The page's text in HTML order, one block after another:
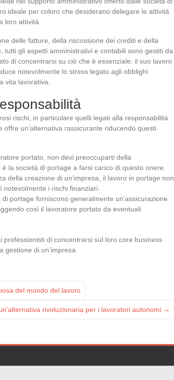
ideale per coloro che desiderano delegare le attività
loro attività.
delle fatture, della riscossione dei crediti e della
gli aspetti amministrativi e contabili sono gestiti da
di concentrarsi su ciò che è essenziale: il suo lavoro
notevolmente lo stress legato agli obblighi
vita lavorativa.
rischi, in particolare quelli legati alla responsabilità
un’alternativa rassicurante riducendo questi
portato, non devi preoccuparti della
la società di portage a farsi carico di questo onere.
della creazione di un’impresa, il lavoro in portage non
i rischi finanziari.
di portage forniscono generalmente un’assicurazione
così il lavoratore portato da eventuali
professionisti di concentrarsi sul loro core business
di un’impresa.
del mondo del lavoro
rivoluzionaria per i lavoratori autonomi →